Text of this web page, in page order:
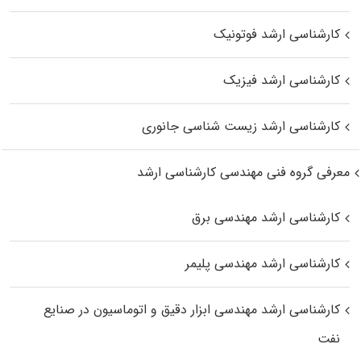
کارشناسی ارشد فوتونیک
کارشناسی ارشد فیزیک
کارشناسی ارشد زیست‌ شناسی جانوری
معرفی گروه فنی مهندسی کارشناسی ارشد
کارشناسی ارشد مهندسی برق
کارشناسی ارشد مهندسی پلیمر
کارشناسی ارشد مهندسی ابزار دقیق و اتوماسیون در صنایع
نفت